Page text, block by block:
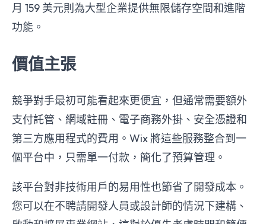
月 159 美元則為大型企業提供無限儲存空間和進階
功能。
價值主張
競爭對手最初可能看起來更便宜，但通常需要額外
支付託管、網域註冊、電子商務外掛、安全憑證和
第三方應用程式的費用。Wix 將這些服務整合到一
個平台中，只需單一付款，簡化了預算管理。
該平台對非技術用戶的易用性也節省了開發成本。
您可以在不聘請開發人員或設計師的情況下建構、